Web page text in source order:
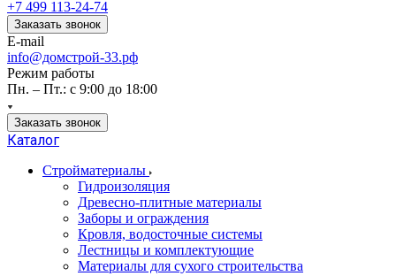
+7 499 113-24-74
Заказать звонок
E-mail
info@домстрой-33.рф
Режим работы
Пн. – Пт.: с 9:00 до 18:00
Заказать звонок
Каталог
Стройматериалы
Гидроизоляция
Древесно-плитные материалы
Заборы и ограждения
Кровля, водосточные системы
Лестницы и комплектующие
Материалы для сухого строительства